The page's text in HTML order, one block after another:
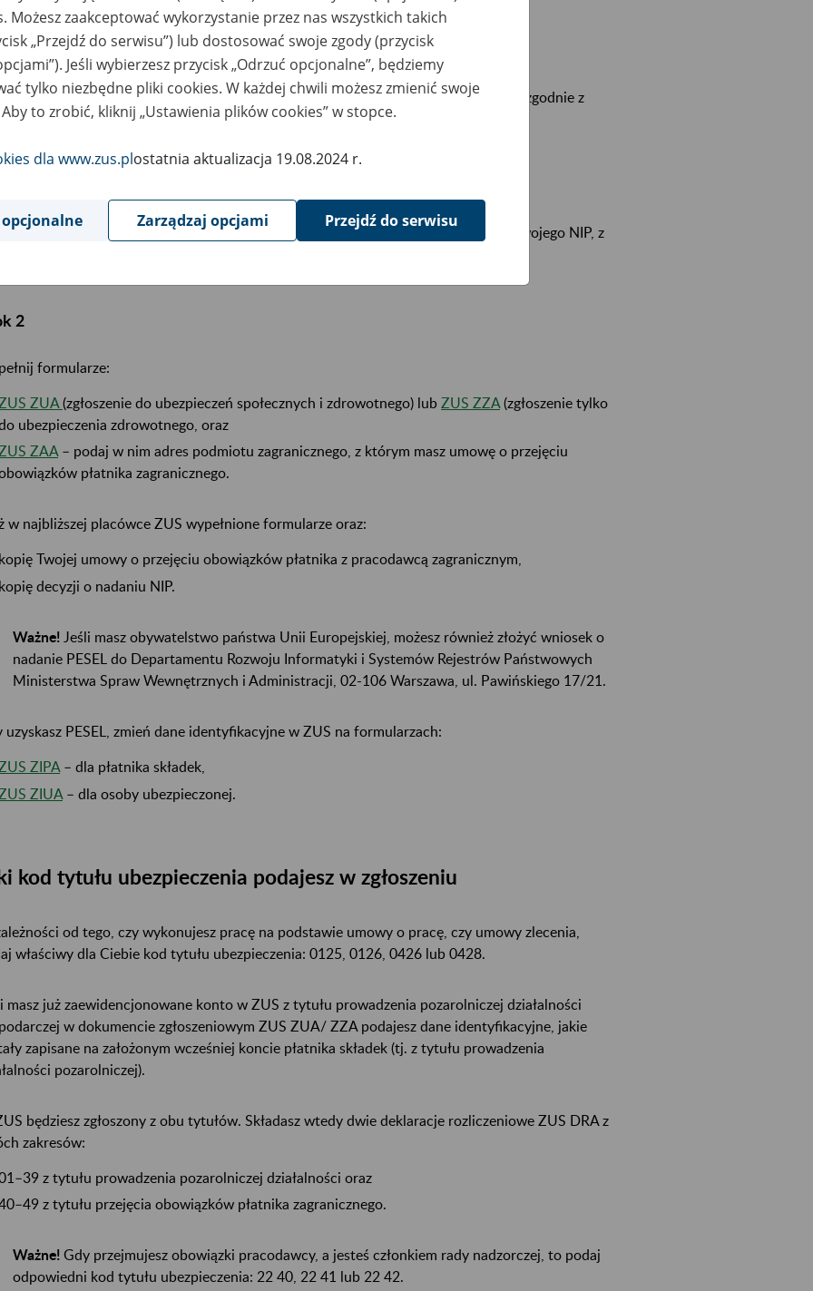
1
identyfikator NIP. O jego nadanie zwróć się do naczelnika urzędu skarbowego, zgodnie z
miejscem zamieszkania w Polsce.
Ważne!Nie występujesz o nadanie NIP, gdy:
jesteś obywatelem Polski i masz już swój NIP,
zostałeś zarejestrowany w Polsce jako podatnik VAT UE – korzystasz ze swojego NIP, z
2
formularze:
ZUA (zgłoszenie do ubezpieczeń społecznych i zdrowotnego) lub ZUS ZZA (zgłoszenie tylko
ubezpieczenia zdrowotnego, oraz
ZAA – podaj w nim adres podmiotu zagranicznego, z którym masz umowę o przejęciu
płatnika zagranicznego.
w najbliższej placówce ZUS wypełnione formularze oraz:
kopię Twojej umowy o przejęciu obowiązków płatnika z pracodawcą zagranicznym,
kopię decyzji o nadaniu NIP.
Ważne! Jeśli masz obywatelstwo państwa Unii Europejskiej, możesz również złożyć wniosek o
nadanie PESEL do Departamentu Rozwoju Informatyki i Systemów Rejestrów Państwowych
Ministerstwa Spraw Wewnętrznych i Administracji, 02-106 Warszawa, ul. Pawińskiego 17/21.
uzyskasz PESEL, zmień dane identyfikacyjne w ZUS na formularzach:
ZIPA – dla płatnika składek,
ZIUA – dla osoby ubezpieczonej.
kod tytułu ubezpieczenia podajesz w zgłoszeniu
od tego, czy wykonujesz pracę na podstawie umowy o pracę, czy umowy zlecenia,
właściwy dla Ciebie kod tytułu ubezpieczenia: 0125, 0126, 0426 lub 0428.
masz już zaewidencjonowane konto w ZUS z tytułu prowadzenia pozarolniczej działalności
w dokumencie zgłoszeniowym ZUS ZUA/ ZZA podajesz dane identyfikacyjne, jakie
zapisane na założonym wcześniej koncie płatnika składek (tj. z tytułu prowadzenia
pozarolniczej).
będziesz zgłoszony z obu tytułów. Składasz wtedy dwie deklaracje rozliczeniowe ZUS DRA z
zakresów:
z tytułu prowadzenia pozarolniczej działalności oraz
z tytułu przejęcia obowiązków płatnika zagranicznego.
Ważne! Gdy przejmujesz obowiązki pracodawcy, a jesteś członkiem rady nadzorczej, to podaj
odpowiedni kod tytułu ubezpieczenia: 22 40, 22 41 lub 22 42.
Możesz zaakceptować wykorzystanie przez nas wszystkich takich
„Przejdź do serwisu”) lub dostosować swoje zgody (przycisk
Jeśli wybierzesz przycisk „Odrzuć opcjonalne”, będziemy
tylko niezbędne pliki cookies. W każdej chwili możesz zmienić swoje
to zrobić, kliknij „Ustawienia plików cookies” w stopce.
dla www.zus.plostatnia aktualizacja 19.08.2024 r.
Zarządzaj opcjami Przejdź do serwisu